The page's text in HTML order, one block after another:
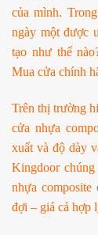
của mình.
ngày một được
tạo như thế
Mua cửa chính
Trên thị trường
cửa nhựa
xuất và độ dày
Kingdoor
nhựa
đợi – giá cả hợp